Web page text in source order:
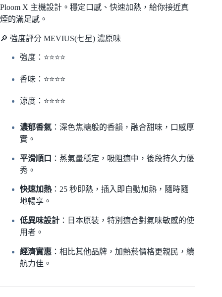
Ploom X 主機設計。穩定口感、快速加熱，給你接近真
煙的滿足感。
🔎 強度評分 MEVIUS(七星) 濃原味
強度：⭐⭐⭐⭐
香味：⭐⭐⭐⭐
涼度：⭐⭐⭐⭐
濃郁香氣 ：深色焦糖般的香韻，融合甜味，口感厚
實。
平滑順口 ：蒸氣量穩定，吸阻適中，後段持久力優
秀。
快速加熱：25 秒即熱，插入即自動加熱，隨時隨
地暢享。
低異味設計 ：日本原裝，特別適合對氣味敏感的使
用者。
經濟實惠 ：相比其他品牌，加熱菸價格更親民，續
航力佳。